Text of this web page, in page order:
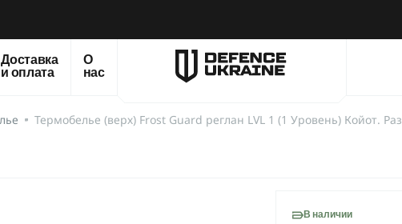
Доставка
и оплата
О
нас
Термобелье (верх) Frost Guard реглан LVL 1 (1 Уровень) Койот.
В наличии